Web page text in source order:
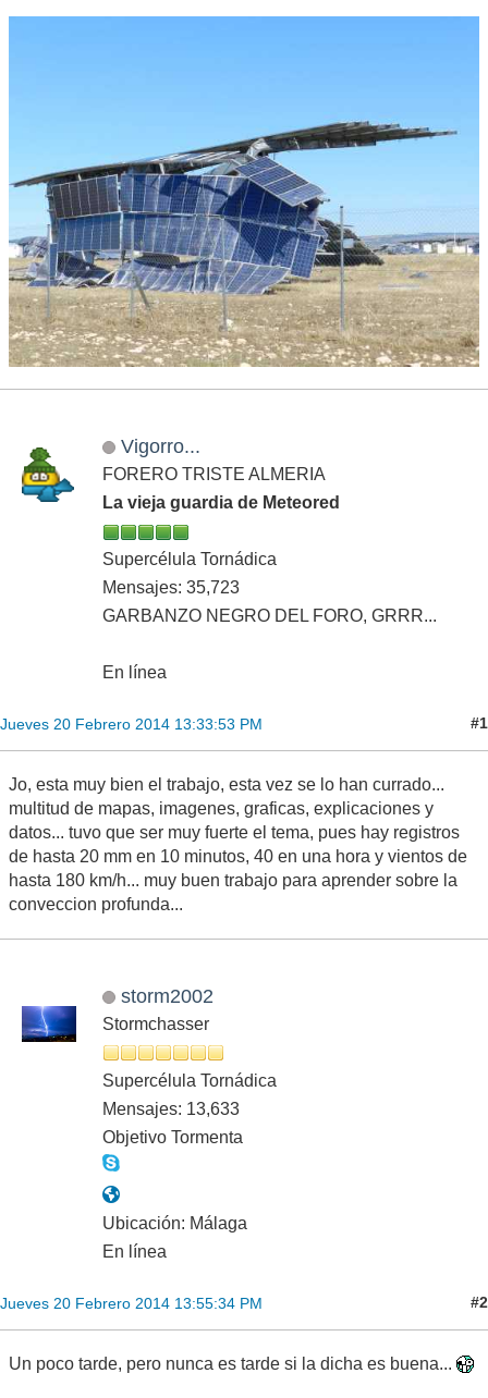
Vigorro...
FORERO TRISTE ALMERIA
La vieja guardia de Meteored
Supercélula Tornádica
Mensajes: 35,723
GARBANZO NEGRO DEL FORO, GRRR...
En línea
Jueves 20 Febrero 2014 13:33:53 PM #1
Jo, esta muy bien el trabajo, esta vez se lo han currado...
multitud de mapas, imagenes, graficas, explicaciones y
datos... tuvo que ser muy fuerte el tema, pues hay registros
de hasta 20 mm en 10 minutos, 40 en una hora y vientos de
hasta 180 km/h... muy buen trabajo para aprender sobre la
conveccion profunda...
storm2002
Stormchasser
Supercélula Tornádica
Mensajes: 13,633
Objetivo Tormenta
Ubicación: Málaga
En línea
Jueves 20 Febrero 2014 13:55:34 PM #2
Un poco tarde, pero nunca es tarde si la dicha es buena...